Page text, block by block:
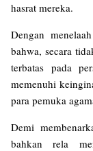
hasrat mereka.
Dengan
bahwa, secara
terbatas pada
memenuhi
para pemuka
Demi
bahkan rela